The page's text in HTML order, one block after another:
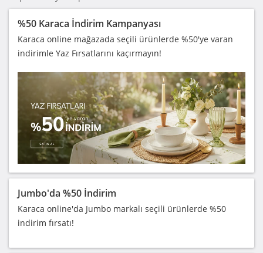
%50 Karaca İndirim Kampanyası
Karaca online mağazada seçili ürünlerde %50'ye varan
indirimle Yaz Fırsatlarını kaçırmayın!
Jumbo'da %50 İndirim
Karaca online'da Jumbo markalı seçili ürünlerde %50
indirim fırsatı!